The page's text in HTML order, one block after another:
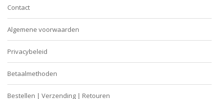
Contact
Algemene voorwaarden
Privacybeleid
Betaalmethoden
Bestellen | Verzending | Retouren